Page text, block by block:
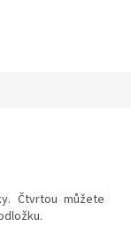
Čtvrtou můžete